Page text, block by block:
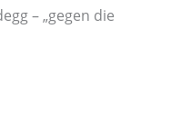
– „gegen die